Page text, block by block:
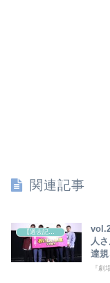
関連記事
vol.212 映画『劇場版 お
人
達
『劇